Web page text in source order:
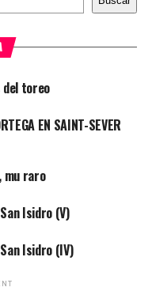
del toreo
EN SAINT-SEVER
mu raro
San Isidro (V)
San Isidro (IV)